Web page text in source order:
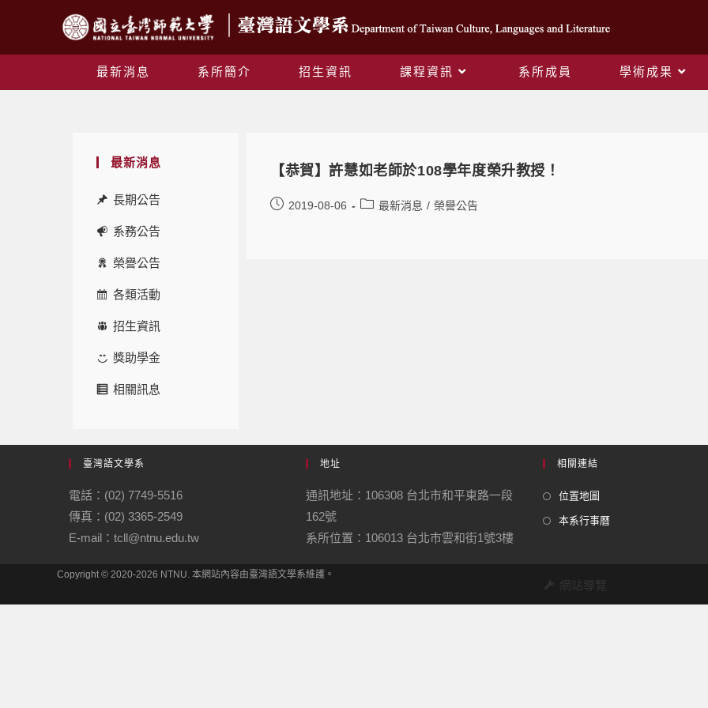
最新消息 系所簡介 招生資訊 課程資訊 系所成員 學術成果
最新消息
長期公告
系務公告
榮譽公告
各類活動
招生資訊
獎助學金
相關訊息
【恭賀】許慧如老師於108學年度榮升教授！
2019-08-06 最新消息 / 榮譽公告
臺灣語文學系
電話：(02) 7749-5516
傳真：(02) 3365-2549
E-mail：tcll@ntnu.edu.tw
地址
通訊地址：106308 台北市和平東路一段
162號
系所位置：106013 台北市雲和街1號3樓
相關連結
位置地圖
本系行事曆
網站導覽
Copyright © 2020-2026 NTNU. 本網站內容由臺灣語文學系維護。